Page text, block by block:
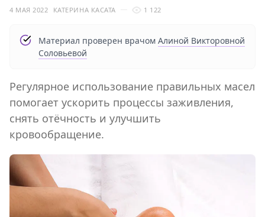
4 МАЯ 2022 КАТЕРИНА КАСАТА 1 122
Материал проверен врачом Алиной Викторовной
Соловьевой
Регулярное использование правильных масел
помогает ускорить процессы заживления,
снять отёчность и улучшить
кровообращение.